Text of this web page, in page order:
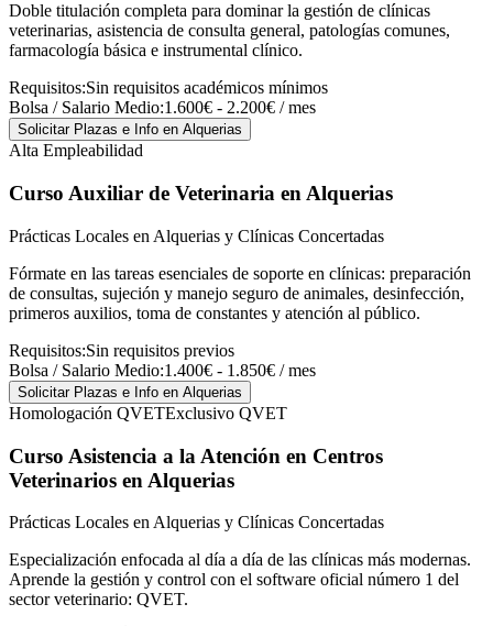
Doble titulación completa para dominar la gestión de clínicas
veterinarias, asistencia de consulta general, patologías comunes,
farmacología básica e instrumental clínico.
Requisitos:Sin requisitos académicos mínimos
Bolsa / Salario Medio:1.600€ - 2.200€ / mes
Solicitar Plazas e Info en Alquerias
Alta Empleabilidad
Curso Auxiliar de Veterinaria en Alquerias
Prácticas Locales en Alquerias y Clínicas Concertadas
Fórmate en las tareas esenciales de soporte en clínicas: preparación
de consultas, sujeción y manejo seguro de animales, desinfección,
primeros auxilios, toma de constantes y atención al público.
Requisitos:Sin requisitos previos
Bolsa / Salario Medio:1.400€ - 1.850€ / mes
Solicitar Plazas e Info en Alquerias
Homologación QVETExclusivo QVET
Curso Asistencia a la Atención en Centros
Veterinarios en Alquerias
Prácticas Locales en Alquerias y Clínicas Concertadas
Especialización enfocada al día a día de las clínicas más modernas.
Aprende la gestión y control con el software oficial número 1 del
sector veterinario: QVET.